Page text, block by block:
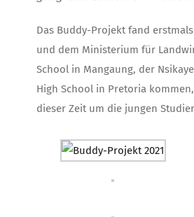
Das Buddy-Projekt fand
und dem Ministerium für
School in Mangaung, der
High School in Pretoria
dieser Zeit um die jungen